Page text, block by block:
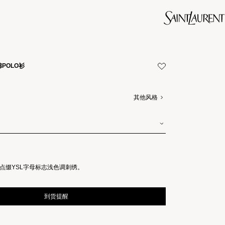
POLO衫
其他风格
缀YSL字母标志浅色调刺绣。
到货提醒